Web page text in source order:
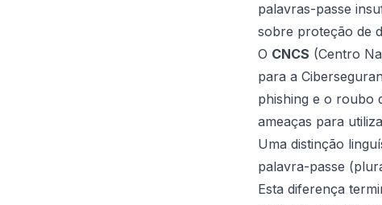
palavras-passe
sobre proteção de
O CNCS (Centro
para a
phishing e o roubo
ameaças para
Uma distinção
palavra-passe
Esta diferença